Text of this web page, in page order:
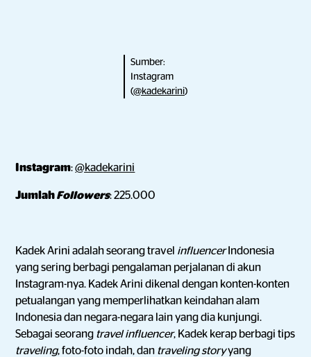
Sumber:
Instagram
(@kadekarini)
Instagram:@kadekarini
JumlahFollowers: 225.000
Kadek Arini adalah seorang travel influencerIndonesia
yang sering berbagi pengalaman perjalanan di akun
Instagram-nya. Kadek Arini dikenal dengan konten-konten
petualangan yang memperlihatkan keindahan alam
Indonesia dan negara-negara lain yang dia kunjungi.
Sebagai seorang travel influencer, Kadek kerap berbagi tips
traveling, foto-foto indah, dan traveling storyyang